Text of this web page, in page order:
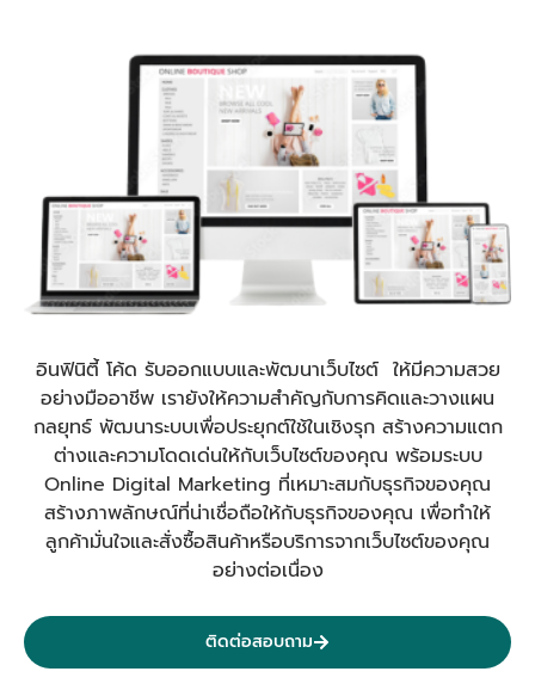
อินฟินิตี้ โค้ด รับออกแบบและพัฒนาเว็บไซต์ ให้มีความสวย
อย่างมืออาชีพ เรายังให้ความสำคัญกับการคิดและวางแผน
กลยุทธ์ พัฒนาระบบเพื่อประยุกต์ใช้ในเชิงรุก สร้างความแตก
ต่างและความโดดเด่นให้กับเว็บไซต์ของคุณ พร้อมระบบ
Online Digital Marketing ที่เหมาะสมกับธุรกิจของคุณ
สร้างภาพลักษณ์ที่น่าเชื่อถือให้กับธุรกิจของคุณ เพื่อทำให้
ลูกค้ามั่นใจและสั่งซื้อสินค้าหรือบริการจากเว็บไซต์ของคุณ
อย่างต่อเนื่อง
ติดต่อสอบถาม